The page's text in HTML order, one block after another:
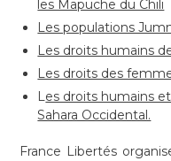
les Mapuche du Chili
Les populations
Les droits humains
Les droits des
Les droits humains
Sahara Occidental.
France Libertés